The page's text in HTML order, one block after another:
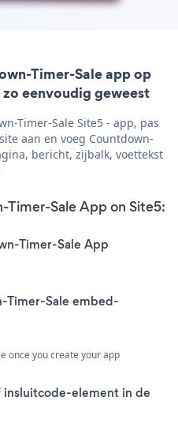
Timer-Sale app op
eenvoudig geweest
Timer-Sale Site5 - app, pas
aan en voeg Countdown-
bericht, zijbalk, voettekst
Timer-Sale App on Site5:
Timer-Sale App
Timer-Sale embed-
once you create your app
insluitcode-element in de